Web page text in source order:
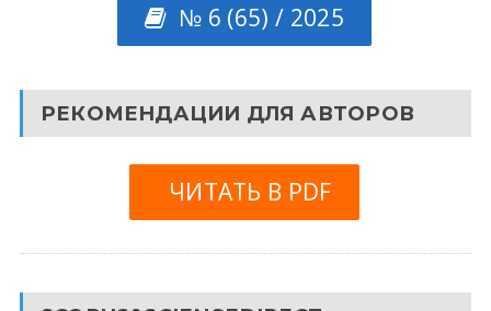
№ 6 (65) / 2025
РЕКОМЕНДАЦИИ ДЛЯ АВТОРОВ
ЧИТАТЬ В PDF